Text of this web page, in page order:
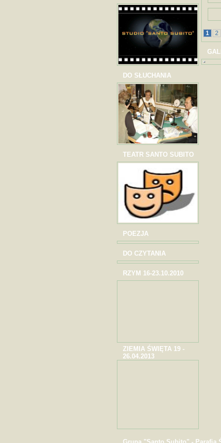
DO SŁUCHANIA
TEATR SANTO SUBITO
POEZJA
DO CZYTANIA
RZYM 16-23.10.2010
ZIEMIA ŚWIĘTA 19 -
26.04.2013
1 2